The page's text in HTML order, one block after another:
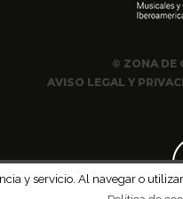
© ZONA DE
AVISO LEGAL Y
y servicio. Al navegar o